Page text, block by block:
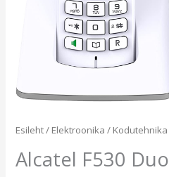
Esileht/ Elektroonika / Kodutehnika
Alcatel F530 Duo